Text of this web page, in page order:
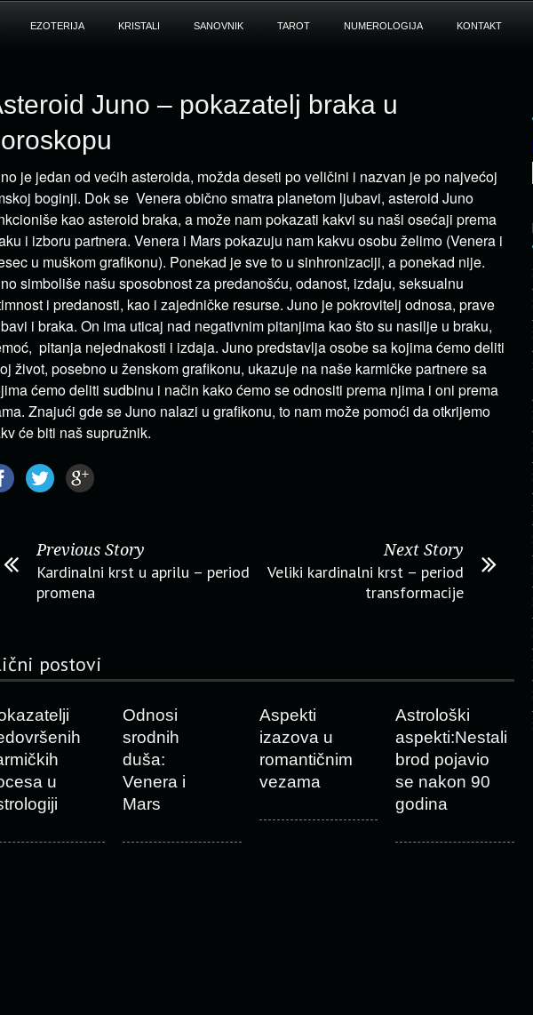
EZOTERIJA KRISTALI SANOVNIK TAROT NUMEROLOGIJA KONTAKT
Juno – pokazatelj braka u
je jedan od većih asteroida, možda deseti po veličini i nazvan je po najvećoj
boginji. Dok se Venera obično smatra planetom ljubavi, asteroid Juno
kao asteroid braka, a može nam pokazati kakvi su naši osećaji prema
i izboru partnera. Venera i Mars pokazuju nam kakvu osobu želimo (Venera i
u muškom grafikonu). Ponekad je sve to u sinhronizaciji, a ponekad nije.
simboliše našu sposobnost za predanošću, odanost, izdaju, seksualnu
i predanosti, kao i zajedničke resurse. Juno je pokrovitelj odnosa, prave
i braka. On ima uticaj nad negativnim pitanjima kao što su nasilje u braku,
pitanja nejednakosti i izdaja. Juno predstavlja osobe sa kojima ćemo deliti
život, posebno u ženskom grafikonu, ukazuje na naše karmičke partnere sa
ćemo deliti sudbinu i način kako ćemo se odnositi prema njima i oni prema
Znajući gde se Juno nalazi u grafikonu, to nam može pomoći da otkrijemo
će biti naš supružnik.
Previous Story
Kardinalni krst u aprilu – period
promena
Next Story
Veliki kardinalni krst – period
transformacije
postovi
u
Odnosi
srodnih
duša:
Venera i
Mars
Aspekti
izazova u
romantičnim
vezama
Astrološki
aspekti:Nestali
brod pojavio
se nakon 90
godina